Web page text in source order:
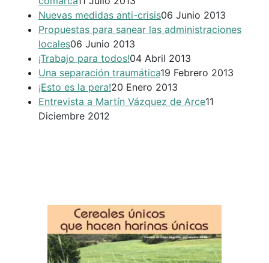
Nuevas medidas anti-crisis06 Junio 2013
Propuestas para sanear las administraciones
locales06 Junio 2013
¡Trabajo para todos!04 Abril 2013
Una separación traumática19 Febrero 2013
¡Esto es la pera!20 Enero 2013
Entrevista a Martín Vázquez de Arce11
Diciembre 2012